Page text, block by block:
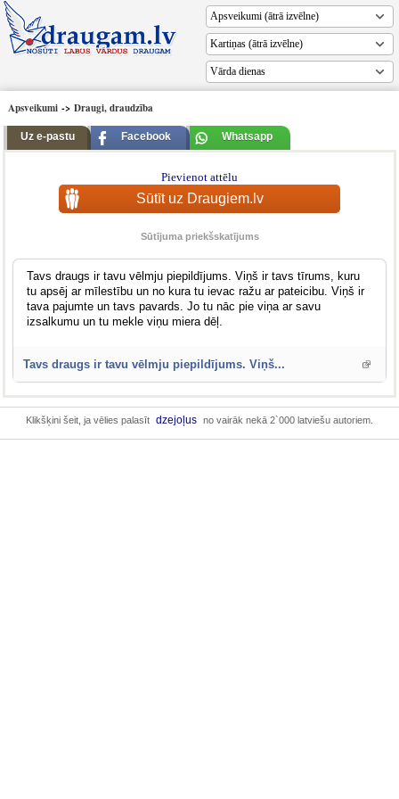
Vārda dienas
Apsveikumi -> Draugi, draudzība
Uz e-pastu Facebook Whatsapp
Pievienot attēlu
Sūtīt uz Draugiem.lv
Sūtījuma priekšskatījums
Tavs draugs ir tavu vēlmju piepildījums. Viņš ir tavs tīrums, kuru
tu apsēj ar mīlestību un no kura tu ievac ražu ar pateicibu. Viņš ir
tava pajumte un tavs pavards. Jo tu nāc pie viņa ar savu
izsalkumu un tu mekle viņu miera dēļ.
Tavs draugs ir tavu vēlmju piepildījums. Viņš...
Klikšķini šeit, ja vēlies palasīt dzejoļus no vairāk nekā 2`000 latviešu autoriem.